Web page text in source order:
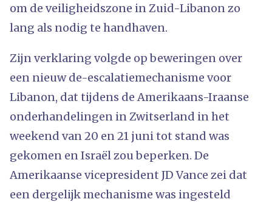
om de veiligheidszone in Zuid-Libanon zo
lang als nodig te handhaven.
Zijn verklaring volgde op beweringen over
een nieuw de-escalatiemechanisme voor
Libanon, dat tijdens de Amerikaans-Iraanse
onderhandelingen in Zwitserland in het
weekend van 20 en 21 juni tot stand was
gekomen en Israël zou beperken. De
Amerikaanse vicepresident JD Vance zei dat
een dergelijk mechanisme was ingesteld